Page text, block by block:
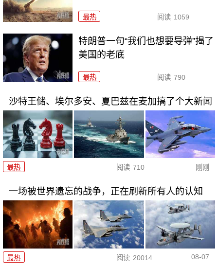
最热 阅读 1059
特朗普一句“我们也想要导弹”揭了
美国的老底
最热 阅读 790
沙特王储、埃尔多安、夏巴兹在麦加搞了个大新闻
最热 阅读 710 刚刚
一场被世界遗忘的战争，正在刷新所有人的认知
最热 阅读 20014 08-07